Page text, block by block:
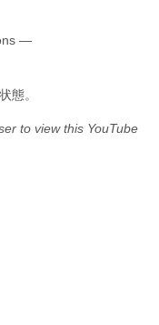
—
態。
to view this YouTube